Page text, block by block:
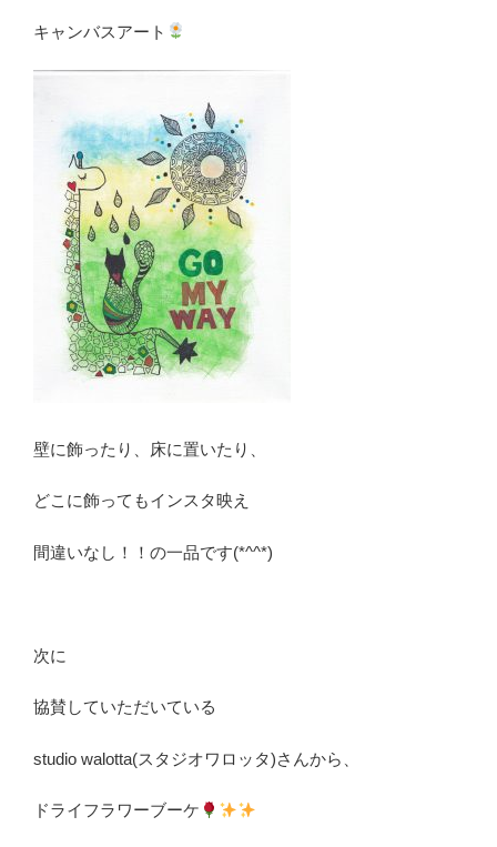
キャンバスアート
壁に飾ったり、床に置いたり、
どこに飾ってもインスタ映え
間違いなし！！の一品です(*^^*)
次に
協賛していただいている
studio walotta(スタジオワロッタ)さんから、
ドライフラワーブーケ